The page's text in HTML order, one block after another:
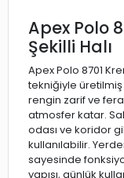
Apex Polo
Şekilli Halı
Apex Polo 8701
tekniğiyle
rengin zarif ve
atmosfer katar.
odası ve koridor
kullanılabilir.
sayesinde
yapısı, günlük